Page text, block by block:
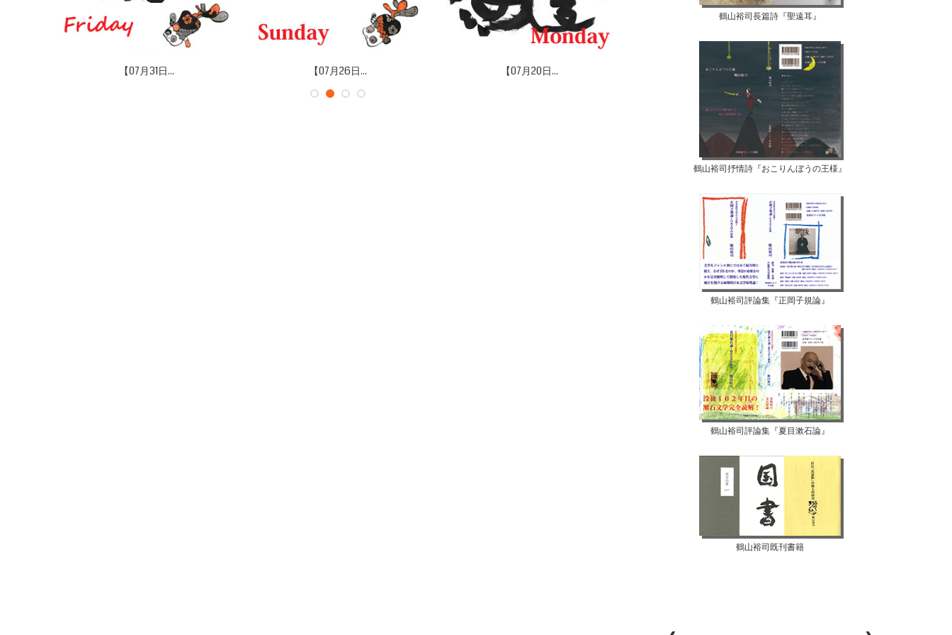
【07月31日... 【07月26日... 【07月20日... 【07月12日...
鶴山裕司長篇詩『聖遠耳』
鶴山裕司抒情詩『おこりんぼうの王様』
鶴山裕司評論集『正岡子規論』
鶴山裕司評論集『夏目漱石論』
鶴山裕司既刊書籍